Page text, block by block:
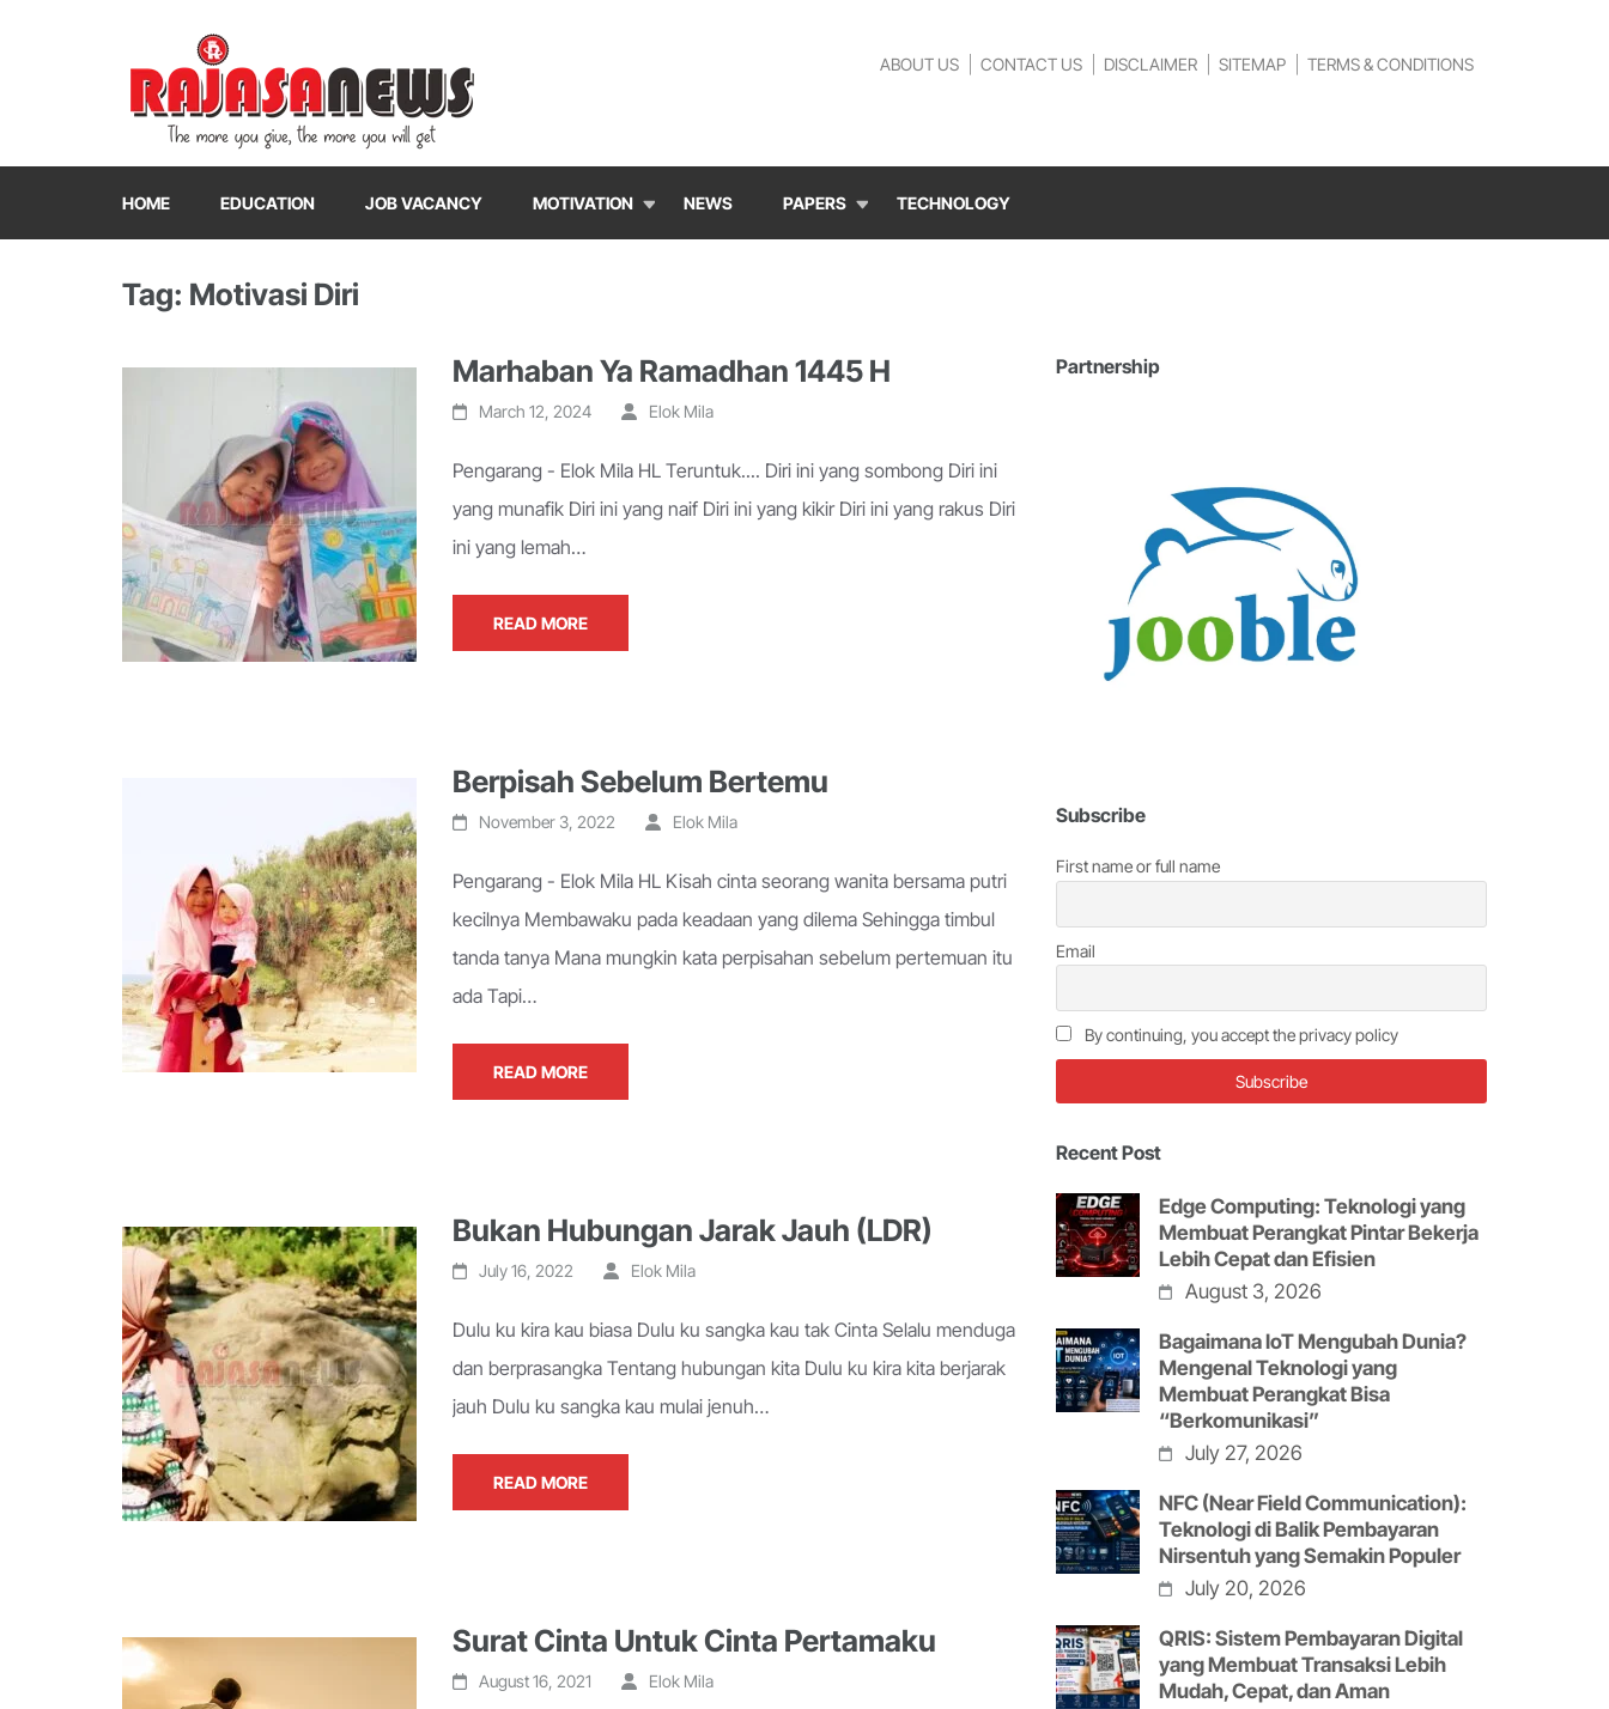
RajasaNews
"The more you give, the more you will get"
ABOUT US CONTACT US DISCLAIMER SITEMAP TERMS & CONDITIONS
HOME EDUCATION JOB VACANCY MOTIVATION NEWS PAPERS TECHNOLOGY
Tag: Motivasi Diri
Marhaban Ya Ramadhan 1445 H
March 12, 2024 Elok Mila
Pengarang - Elok Mila HL Teruntuk.... Diri ini yang sombong Diri ini
yang munafik Diri ini yang naif Diri ini yang kikir Diri ini yang rakus Diri
ini yang lemah…
READ MORE
Berpisah Sebelum Bertemu
November 3, 2022 Elok Mila
Pengarang - Elok Mila HL Kisah cinta seorang wanita bersama putri
kecilnya Membawaku pada keadaan yang dilema Sehingga timbul
tanda tanya Mana mungkin kata perpisahan sebelum pertemuan itu
ada Tapi…
READ MORE
Bukan Hubungan Jarak Jauh (LDR)
July 16, 2022 Elok Mila
Dulu ku kira kau biasa Dulu ku sangka kau tak Cinta Selalu menduga
dan berprasangka Tentang hubungan kita Dulu ku kira kita berjarak
jauh Dulu ku sangka kau mulai jenuh…
READ MORE
Surat Cinta Untuk Cinta Pertamaku
August 16, 2021 Elok Mila
Partnership
Subscribe
First name or full name
Email
By continuing, you accept the privacy policy
Recent Post
Edge Computing: Teknologi yang
Membuat Perangkat Pintar Bekerja
Lebih Cepat dan Efisien
August 3, 2026
Bagaimana IoT Mengubah Dunia?
Mengenal Teknologi yang
Membuat Perangkat Bisa
“Berkomunikasi”
July 27, 2026
NFC (Near Field Communication):
Teknologi di Balik Pembayaran
Nirsentuh yang Semakin Populer
July 20, 2026
QRIS: Sistem Pembayaran Digital
yang Membuat Transaksi Lebih
Mudah, Cepat, dan Aman